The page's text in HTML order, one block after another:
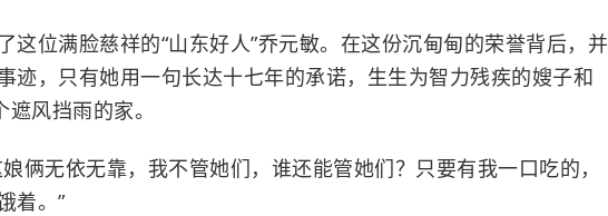
这位满脸慈祥的“山东好人”乔元敏。在这份沉甸甸的荣誉背后，并
迹，只有她用一句长达十七年的承诺，生生为智力残疾的嫂子和
遮风挡雨的家。
俩无依无靠，我不管她们，谁还能管她们？只要有我一口吃的，
着。”